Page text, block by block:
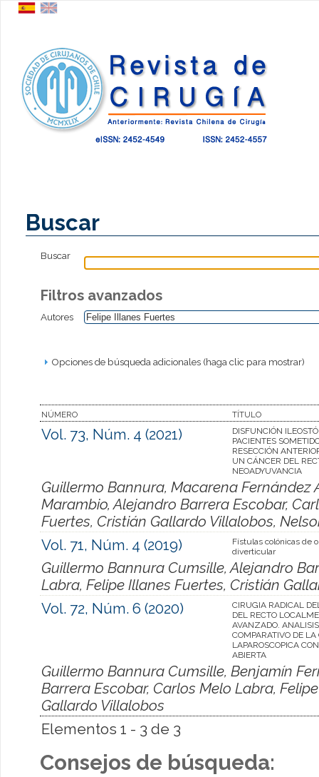
Buscar
Buscar
Filtros avanzados
Autores
Opciones de búsqueda adicionales (haga clic para mostrar)
NÚMERO TÍTULO
Vol. 73, Núm. 4 (2021)
DISFUNCIÓN
PACIENTES
RESECCIÓN
UN CÁNCER DEL
NEOADYUVANCIA
Guillermo Bannura, Macarena Fernández
Marambio, Alejandro Barrera Escobar,
Fuertes, Cristián Gallardo Villalobos,
Vol. 71, Núm. 4 (2019)
Fístulas colónicas de
diverticular
Guillermo Bannura Cumsille, Alejandro
Labra, Felipe Illanes Fuertes, Cristián
Vol. 72, Núm. 6 (2020)
CIRUGIA RADICAL
DEL RECTO
AVANZADO. ANALISIS
COMPARATIVO DE LA
LAPAROSCOPICA
ABIERTA
Guillermo Bannura Cumsille, Benjamín
Barrera Escobar, Carlos Melo Labra,
Gallardo Villalobos
Elementos 1 - 3 de 3
Consejos de búsqueda: